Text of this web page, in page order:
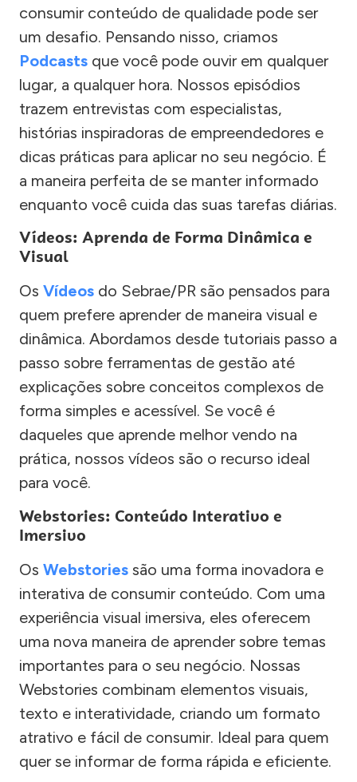
consumir conteúdo de qualidade pode ser
um desafio. Pensando nisso, criamos
Podcasts que você pode ouvir em qualquer
lugar, a qualquer hora. Nossos episódios
trazem entrevistas com especialistas,
histórias inspiradoras de empreendedores e
dicas práticas para aplicar no seu negócio. É
a maneira perfeita de se manter informado
enquanto você cuida das suas tarefas diárias.
Vídeos: Aprenda de Forma Dinâmica e
Visual
Os Vídeos do Sebrae/PR são pensados para
quem prefere aprender de maneira visual e
dinâmica. Abordamos desde tutoriais passo a
passo sobre ferramentas de gestão até
explicações sobre conceitos complexos de
forma simples e acessível. Se você é
daqueles que aprende melhor vendo na
prática, nossos vídeos são o recurso ideal
para você.
Webstories: Conteúdo Interativo e
Imersivo
Os Webstories são uma forma inovadora e
interativa de consumir conteúdo. Com uma
experiência visual imersiva, eles oferecem
uma nova maneira de aprender sobre temas
importantes para o seu negócio. Nossas
Webstories combinam elementos visuais,
texto e interatividade, criando um formato
atrativo e fácil de consumir. Ideal para quem
quer se informar de forma rápida e eficiente.